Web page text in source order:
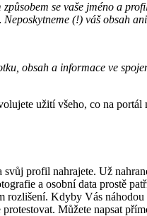
se vaše jméno a
(!) váš obsah
obsah a informace ve
užití všeho, co na
profil nahrajete. Už
a osobní data prostě
rozlišení. Kdyby Vás
Můžete napsat